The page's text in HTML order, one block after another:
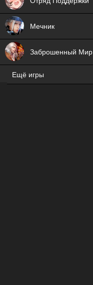
Мечник
Заброшенный Мир
Ещё игры